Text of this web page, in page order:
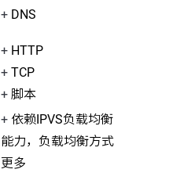
+ DNS
+ HTTP
+ TCP
+ 脚本
+ 依赖IPVS负载均衡
能力，负载均衡方式
更多